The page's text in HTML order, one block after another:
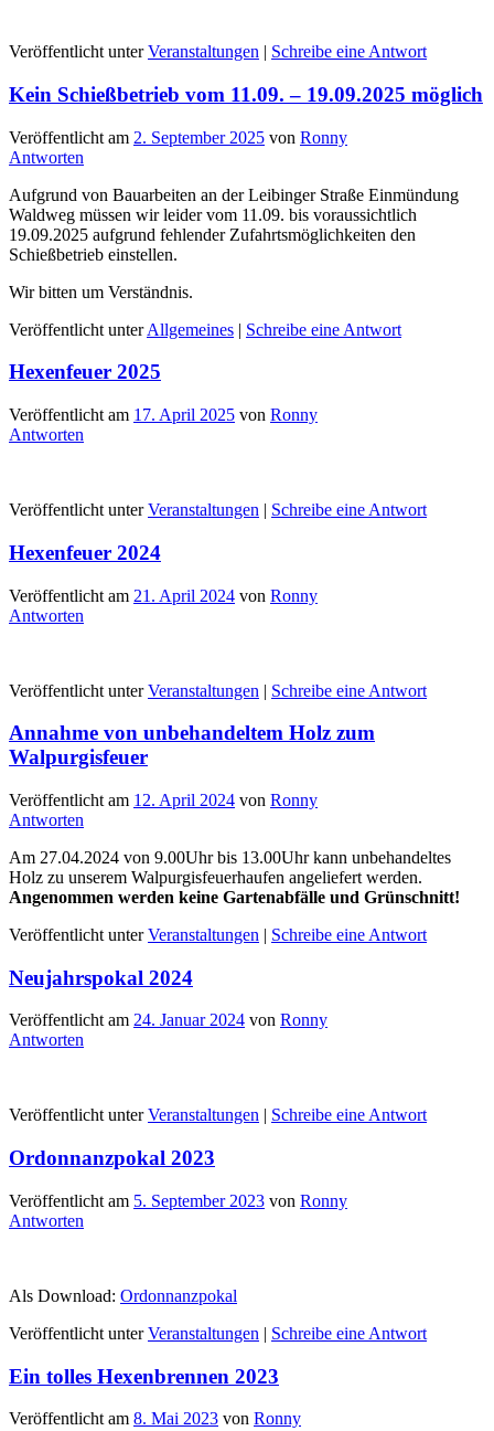
Veröffentlicht unter Veranstaltungen | Schreibe eine Antwort
Kein Schießbetrieb vom 11.09. – 19.09.2025 möglich
Veröffentlicht am 2. September 2025 von Ronny
Antworten
Aufgrund von Bauarbeiten an der Leibinger Straße Einmündung
Waldweg müssen wir leider vom 11.09. bis voraussichtlich
19.09.2025 aufgrund fehlender Zufahrtsmöglichkeiten den
Schießbetrieb einstellen.
Wir bitten um Verständnis.
Veröffentlicht unter Allgemeines | Schreibe eine Antwort
Hexenfeuer 2025
Veröffentlicht am 17. April 2025 von Ronny
Antworten
Veröffentlicht unter Veranstaltungen | Schreibe eine Antwort
Hexenfeuer 2024
Veröffentlicht am 21. April 2024 von Ronny
Antworten
Veröffentlicht unter Veranstaltungen | Schreibe eine Antwort
Annahme von unbehandeltem Holz zum
Walpurgisfeuer
Veröffentlicht am 12. April 2024 von Ronny
Antworten
Am 27.04.2024 von 9.00Uhr bis 13.00Uhr kann unbehandeltes
Holz zu unserem Walpurgisfeuerhaufen angeliefert werden.
Angenommen werden keine Gartenabfälle und Grünschnitt!
Veröffentlicht unter Veranstaltungen | Schreibe eine Antwort
Neujahrspokal 2024
Veröffentlicht am 24. Januar 2024 von Ronny
Antworten
Veröffentlicht unter Veranstaltungen | Schreibe eine Antwort
Ordonnanzpokal 2023
Veröffentlicht am 5. September 2023 von Ronny
Antworten
Als Download: Ordonnanzpokal
Veröffentlicht unter Veranstaltungen | Schreibe eine Antwort
Ein tolles Hexenbrennen 2023
Veröffentlicht am 8. Mai 2023 von Ronny